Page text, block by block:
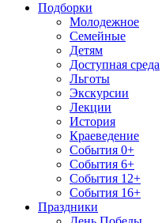
Подборки
Молодежное
Семейные
Детям
Доступная среда
Льготы
Экскурсии
Лекции
История
Краеведение
События 0+
События 6+
События 12+
События 16+
Праздники